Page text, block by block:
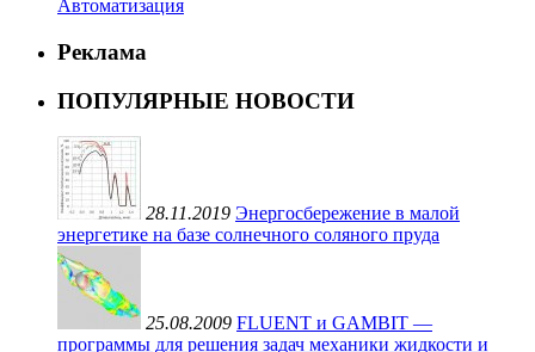
Автоматизация
Реклама
ПОПУЛЯРНЫЕ НОВОСТИ
28.11.2019 Энергосбережение в малой
энергетике на базе солнечного соляного пруда
25.08.2009 FLUENT и GAMBIT —
программы для решения задач механики жидкости и